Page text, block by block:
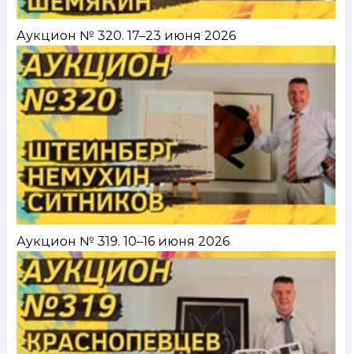
Аукцион № 320. 17–23 июня 2026
Аукцион № 319. 10–16 июня 2026